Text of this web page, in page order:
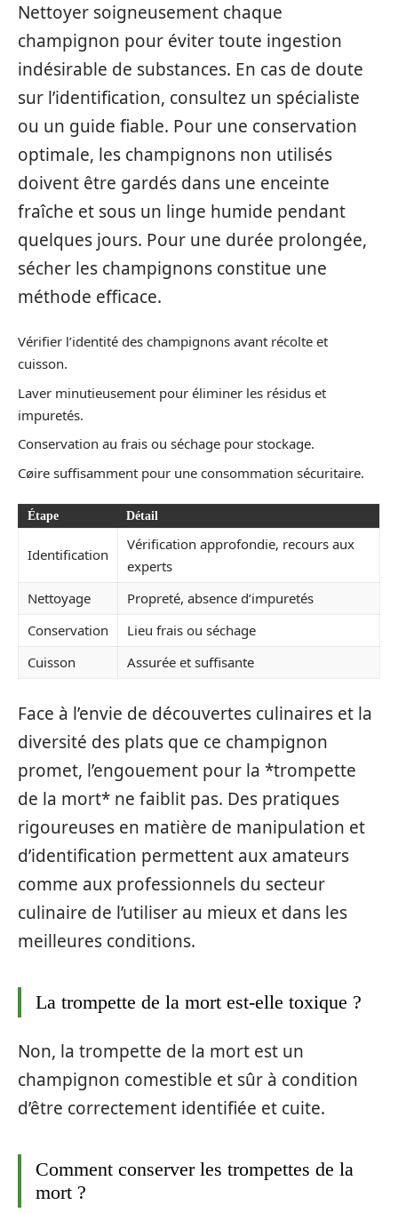
Nettoyer soigneusement chaque
champignon pour éviter toute ingestion
indésirable de substances. En cas de doute
sur l’identification, consultez un spécialiste
ou un guide fiable. Pour une conservation
optimale, les champignons non utilisés
doivent être gardés dans une enceinte
fraîche et sous un linge humide pendant
quelques jours. Pour une durée prolongée,
sécher les champignons constitue une
méthode efficace.
Vérifier l’identité des champignons avant récolte et
cuisson.
Laver minutieusement pour éliminer les résidus et
impuretés.
Conservation au frais ou séchage pour stockage.
Cøire suffisamment pour une consommation sécuritaire.
Étape Détail
Identification
Vérification approfondie, recours aux
experts
Nettoyage
Propreté, absence d’impuretés
Conservation
Lieu frais ou séchage
Cuisson
Assurée et suffisante
Face à l’envie de découvertes culinaires et la
diversité des plats que ce champignon
promet, l’engouement pour la *trompette
de la mort* ne faiblit pas. Des pratiques
rigoureuses en matière de manipulation et
d’identification permettent aux amateurs
comme aux professionnels du secteur
culinaire de l’utiliser au mieux et dans les
meilleures conditions.
La trompette de la mort est-elle toxique ?
Non, la trompette de la mort est un
champignon comestible et sûr à condition
d’être correctement identifiée et cuite.
Comment conserver les trompettes de la
mort ?